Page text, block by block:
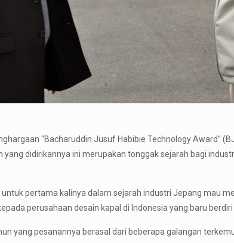
“Bacharuddin Jusuf Habibie Technology Award”
yang didirikannya ini merupakantonggak sejarah bagi
pertama kalinya dalam sejarah industri Jepang mau
perusahaan desain kapal di Indonesia yang baru
yang pesanannya berasal dari beberapa galangan